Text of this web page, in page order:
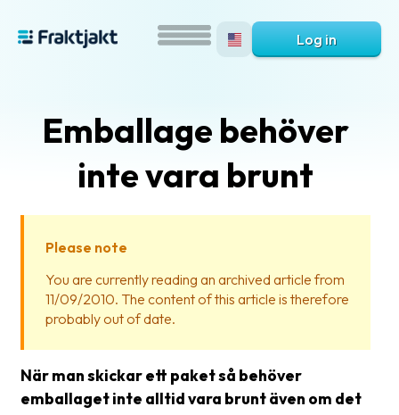
is
Fraktjakt?
Help?
FAQ
Log in
Emballage behöver
inte vara brunt
Please note
You are currently reading an archived article from
11/09/2010. The content of this article is therefore
probably out of date.
När man skickar ett paket så behöver
emballaget inte alltid vara brunt även om det